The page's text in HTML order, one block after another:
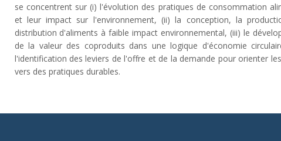
se concentrent sur (i) l'évolution des pratiques de consommation
et leur impact sur l'environnement, (ii) la conception, la
distribution d'aliments à faible impact environnemental, (iii) le
de la valeur des coproduits dans une logique d'économie
l'identification des leviers de l'offre et de la demande pour orienter
vers des pratiques durables.